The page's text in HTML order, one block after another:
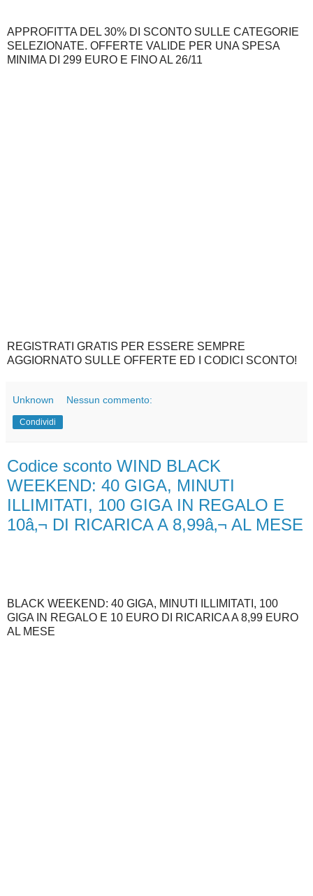
APPROFITTA DEL 30% DI SCONTO SULLE CATEGORIE
SELEZIONATE. OFFERTE VALIDE PER UNA SPESA
MINIMA DI 299 EURO E FINO AL 26/11
REGISTRATI GRATIS PER ESSERE SEMPRE
AGGIORNATO SULLE OFFERTE ED I CODICI SCONTO!
Unknown Nessun commento:
Condividi
Codice sconto WIND BLACK
WEEKEND: 40 GIGA, MINUTI
ILLIMITATI, 100 GIGA IN REGALO E
10â‚¬ DI RICARICA A 8,99â‚¬ AL MESE
BLACK WEEKEND: 40 GIGA, MINUTI ILLIMITATI, 100
GIGA IN REGALO E 10 EURO DI RICARICA A 8,99 EURO
AL MESE